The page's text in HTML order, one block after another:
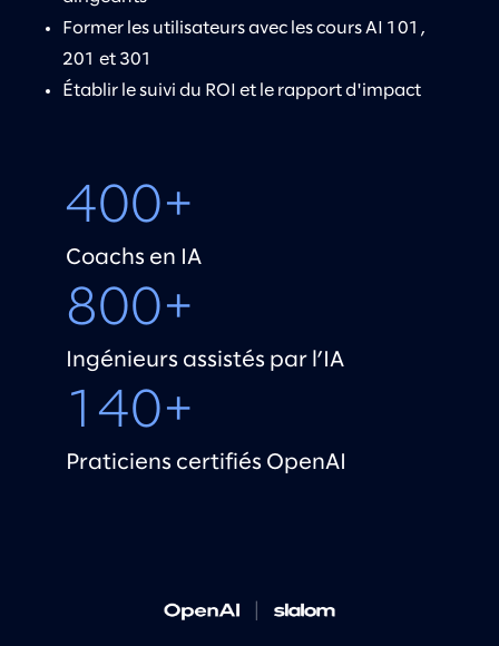
Former les utilisateurs avec les cours AI 101,
201 et 301
Établir le suivi du ROI et le rapport d'impact
400+
Coachs en IA
800+​
Ingénieurs assistés par l’IA​
140+
Praticiens certifiés OpenAI